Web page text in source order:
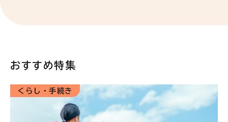
おすすめ特集
くらし・手続き